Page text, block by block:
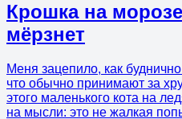
Крошка на
мёрзнет
Меня зацепило, как
что обычно принимают за
этого маленького кота на
на мысли: это не жалкая